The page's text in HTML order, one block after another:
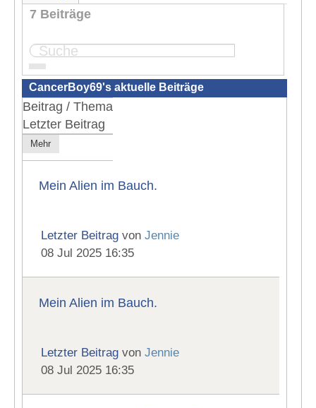
7 Beiträge
Seite: 1
CancerBoy69's aktuelle Beiträge
Beitrag / Thema
Letzter Beitrag
Mehr
Mein Alien im Bauch.
Letzter Beitrag vonJennie
08 Jul 2025 16:35
Mein Alien im Bauch.
Letzter Beitrag vonJennie
08 Jul 2025 16:35